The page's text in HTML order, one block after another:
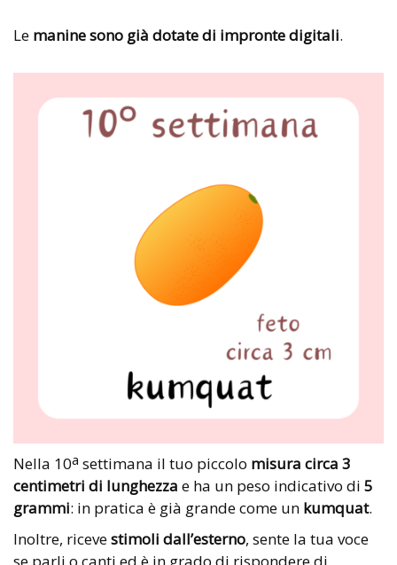
Le manine sono già dotate di impronte digitali.
Nella 10a settimana il tuo piccolo misura circa 3
centimetri di lunghezza e ha un peso indicativo di 5
grammi: in pratica è già grande come un kumquat.
Inoltre, ricevestimoli dall’esterno, sente la tua voce